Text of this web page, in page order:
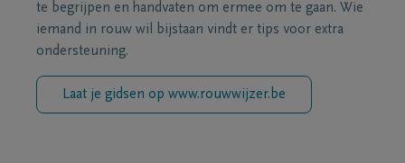
te begrijpen en handvaten om ermee om te gaan. Wie
iemand in rouw wil bijstaan vindt er tips voor extra
ondersteuning.
Laat je gidsen op www.rouwwijzer.be